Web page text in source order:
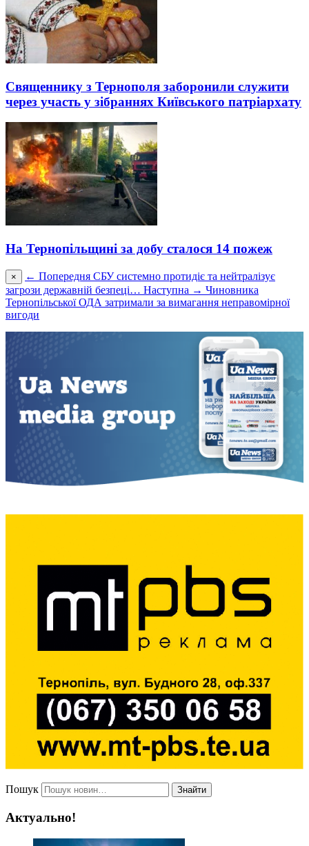
Священнику з Тернополя заборонили служити
через участь у зібраннях Київського патріархату
На Тернопільщині за добу сталося 14 пожеж
× ← Попередня СБУ системно протидіє та нейтралізує
загрози державній безпеці… Наступна → Чиновника
Тернопільської ОДА затримали за вимагання неправомірної
вигоди
Пошук Знайти
Актуально!